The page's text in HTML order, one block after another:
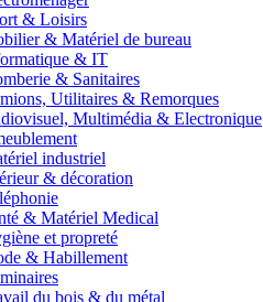
& Loisirs
& Matériel de bureau
& IT
& Sanitaires
Utilitaires & Remorques
Multimédia & Electronique
industriel
& décoration
& Matériel Medical
et propreté
& Habillement
du bois & du métal